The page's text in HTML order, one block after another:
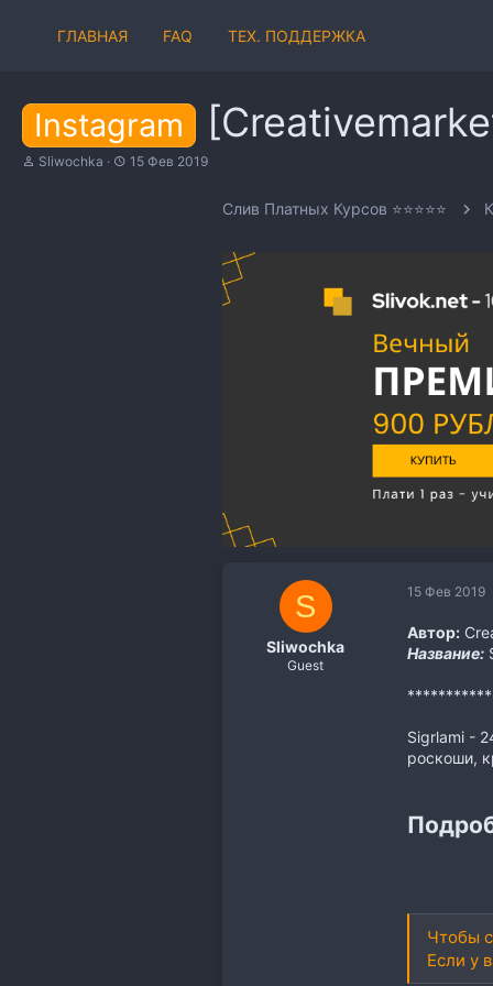
ГЛАВНАЯ FAQ ТЕХ. ПОДДЕРЖКА
Instagram
А
Sliwochka
Д
15 Фев 2019
Слив Платных Курсов ⭐⭐⭐⭐⭐
S
Sliwochka
Guest
15 Фев 2019
Автор:
Название:
Sigrlami -
роскоши,
Чтобы
Если у